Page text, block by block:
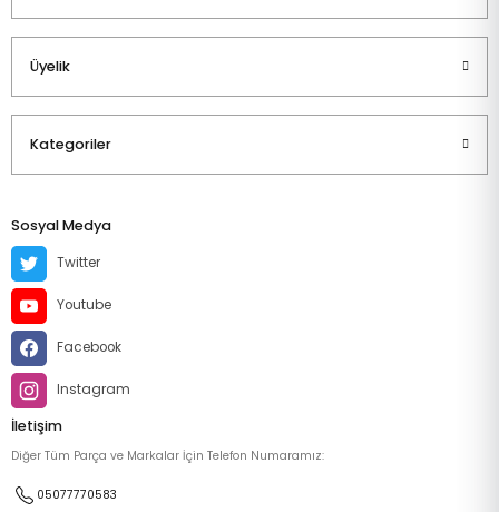
Üyelik
Kategoriler
Sosyal Medya
Twitter
Youtube
Facebook
Instagram
İletişim
Diğer Tüm Parça ve Markalar İçin Telefon Numaramız:
05077770583